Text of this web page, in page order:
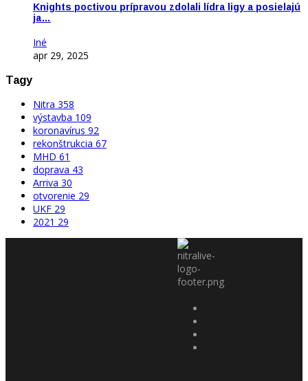
Knights poctivou prípravou zdolali lídra ligy a posielajú
ja…
Iné
apr 29, 2025
Tagy
Nitra 358
výstavba 109
koronavírus 92
rekonštrukcia 67
MHD 61
doprava 43
Arriva 30
otvorenie 29
UKF 29
2021 29